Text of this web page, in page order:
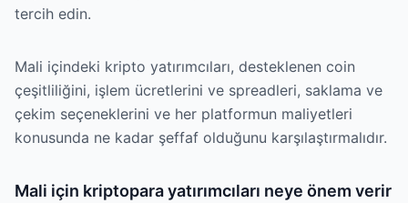
tercih edin.
Mali içindeki kripto yatırımcıları, desteklenen coin
çeşitliliğini, işlem ücretlerini ve spreadleri, saklama ve
çekim seçeneklerini ve her platformun maliyetleri
konusunda ne kadar şeffaf olduğunu karşılaştırmalıdır.
Mali için kriptopara yatırımcıları neye önem verir